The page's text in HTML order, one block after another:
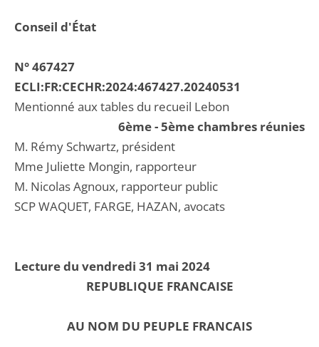
Conseil d'État
N° 467427
ECLI:FR:CECHR:2024:467427.20240531
Mentionné aux tables du recueil Lebon
6ème - 5ème chambres réunies
M. Rémy Schwartz, président
Mme Juliette Mongin, rapporteur
M. Nicolas Agnoux, rapporteur public
SCP WAQUET, FARGE, HAZAN, avocats
Lecture du vendredi 31 mai 2024
REPUBLIQUE FRANCAISE
AU NOM DU PEUPLE FRANCAIS